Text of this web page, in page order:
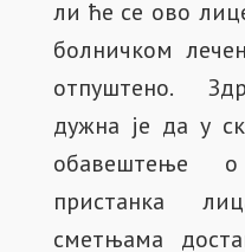
ли ће се ово
болничком
отпуштено.
дужна је да у
обавештење
пристанка
сметњама